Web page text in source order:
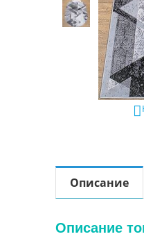

Описание
Описание